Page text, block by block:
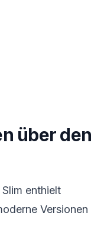
über den
enthielt
Versionen